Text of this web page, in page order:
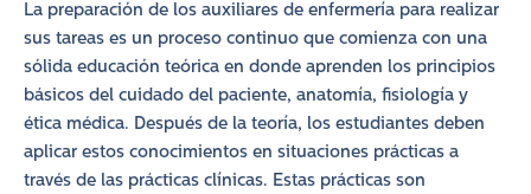
La preparación de los auxiliares de enfermería para realizar
sus tareas es un proceso continuo que comienza con una
sólida educación teórica en donde aprenden los principios
básicos del cuidado del paciente, anatomía, fisiología y
ética médica. Después de la teoría, los estudiantes deben
aplicar estos conocimientos en situaciones prácticas a
través de las prácticas clínicas. Estas prácticas son